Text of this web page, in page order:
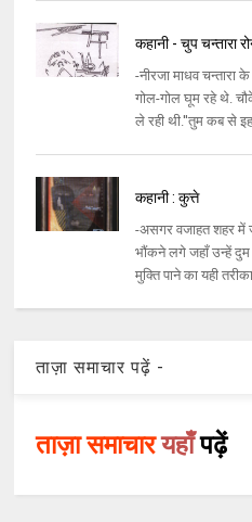
कहानी - चुप चन्तारा
-नीरजा माधव
गोल-गोल घूम रहे थे.
ले रही थी.''तुम कब से
कहानी : कुत्ते
-असगर वजाहत शहर में
भौंकने लगे जहाँ उन्हें दुम
मुक्ति पाने का यही
ताज़ा समाचार पढ़ें -
ताज़ा समाचारयहाँपढ़ें